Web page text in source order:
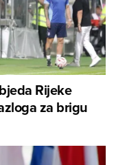
Rijeke
za brigu